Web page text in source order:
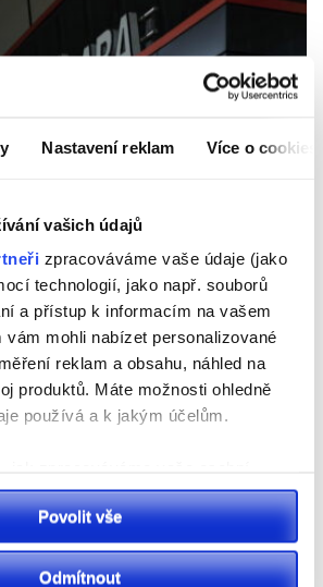
Nastavení reklam Více o cookies
vašich údajů
zpracováváme vaše údaje (jako
technologií, jako např. souborů
a přístup k informacím na vašem
mohli nabízet personalizované
reklam a obsahu, náhled na
produktů. Máte možnosti ohledně
používá a k jakým účelům.
předvolby včásti s podrobnostmi.
kdykoliv změnit nebo odvolat v
cookie.
Povolit vše
Odmítnout
Pardubice slaví 10. ročník.